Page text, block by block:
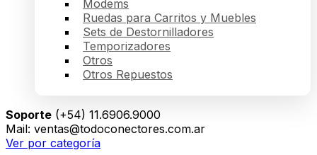
Modems
Ruedas para Carritos y Muebles
Sets de Destornilladores
Temporizadores
Otros
Otros Repuestos
Soporte (+54) 11.6906.9000
Mail: ventas@todoconectores.com.ar
Ver por categoría